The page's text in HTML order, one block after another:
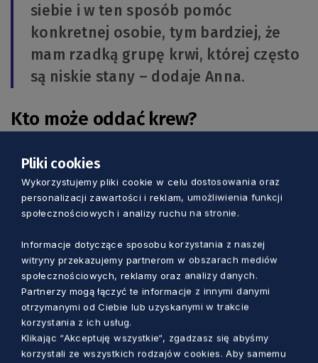
siebie i w ten sposób pomóc
konkretnej osobie, tym bardziej, że
mam rzadką grupę krwi, której często
są niskie stany – dodaje Anna.
Kto może oddać krew?
Krew może oddać osoba pełnoletnia, która nie
przekroczyła 60. roku życia, czuje się zdrowa i
waży co najmniej 50 kg. Czasowo z możliwości
oddania krwi wykluczają m.in.: grypa i choroby
grypopodobne (2 tygodnie od zakończenia
leczenia), usunięcie zęba i leczenie kanałowe (7
dni), leczenie i wypełnienie zęba (24 godziny)
czy pobyt w krajach, w których istnieje
możliwość zakażenia wirusem Zachodniego
Nilu (28 dni). Krwi nie można też oddać krótko
po przyjęciu szczepionki. Okres dyskwalifikacji,
Pliki cookies
Wykorzystujemy pliki cookie w celu dostosowania oraz
personalizacji zawartości i reklam, umożliwienia funkcji
społecznościowych i analizy ruchu na stronie.
Informacje dotyczące sposobu korzystania z naszej
witryny przekazujemy partnerom w obszarach mediów
społecznościowych, reklamy oraz analizy danych.
Partnerzy mogą łączyć te informacje z innymi danymi
otrzymanymi od Ciebie lub uzyskanymi w trakcie
korzystania z ich usług.
Klikając “Akceptuję wszystkie“, zgadzasz się abyśmy
korzystali ze wszystkich rodzajów cookies. Aby samemu